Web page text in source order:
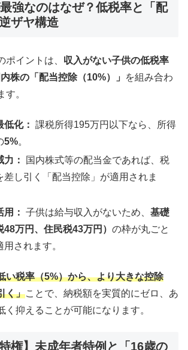
強なのはなぜ？低税率と「配
ザヤ構造
ポイントは、 収入がない子供の低税率
内株の「配当控除（10%）」
を組み合わ
す。
低化： 課税所得195万円以下なら、所得
5%。
：
国内株式等の配当金であれば、税
差し引く「配当控除」が適用されま
： 子供は給与収入がないため、基礎
48万円、住民税43万円）の枠が丸ごと
されます。
い税率（5%）から、より大きな控除
く」ことで、納税額を実質的にゼロ、あ
く抑えることが可能になります。
特権】未成年者特例と「16歳の